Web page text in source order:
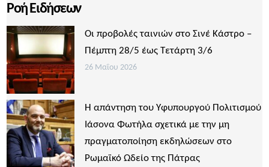
Ροή Ειδήσεων
Οι προβολές ταινιών στο Σινέ Κάστρο –
Πέμπτη 28/5 έως Τετάρτη 3/6
26 Μαΐου 2026
Η απάντηση του Υφυπουργού Πολιτισμού
Ιάσονα Φωτήλα σχετικά με την μη
πραγματοποίηση εκδηλώσεων στο
Ρωμαϊκό Ωδείο της Πάτρας